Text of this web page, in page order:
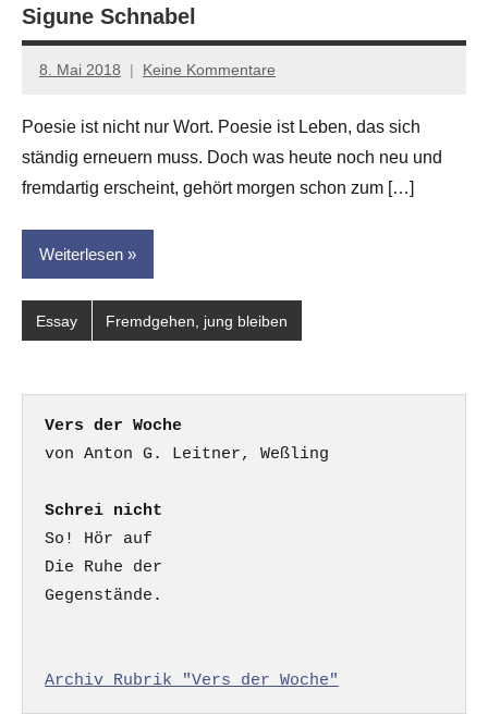
Sigune Schnabel
8. Mai 2018
Anton
Leitner
Keine Kommentare
Poesie ist nicht nur Wort. Poesie ist Leben, das sich
ständig erneuern muss. Doch was heute noch neu und
fremdartig erscheint, gehört morgen schon zum […]
Weiterlesen
Essay Fremdgehen, jung bleiben
Vers der Woche
Schrei nicht
So! Hör auf
Die Ruhe der
Gegenstände.
Archiv Rubrik "Vers der Woche"